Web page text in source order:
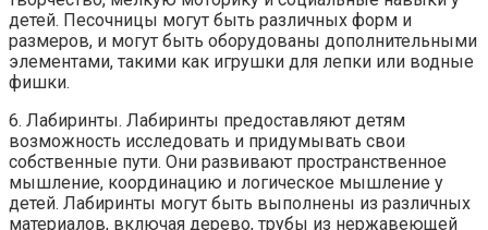
детей. Песочницы могут быть различных форм и
размеров, и могут быть оборудованы дополнительными
элементами, такими как игрушки для лепки или водные
фишки.
6. Лабиринты. Лабиринты предоставляют детям
возможность исследовать и придумывать свои
собственные пути. Они развивают пространственное
мышление, координацию и логическое мышление у
детей. Лабиринты могут быть выполнены из различных
материалов, включая дерево, трубы из нержавеющей